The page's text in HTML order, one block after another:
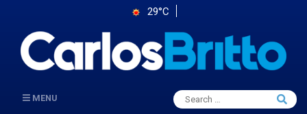
29°C
MENU
Search
for:
Search